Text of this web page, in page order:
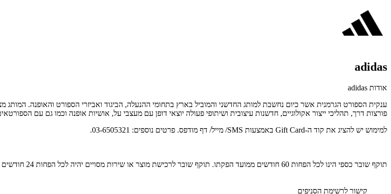
adidas
אודות adidas
ענקית הספורט הגרמנית אשר כיום נחשבת למותג החדשני והמוביל בארץ בתחומי ההנעלה, הביגוד ואביזרי הספורט והאופנה. המותג
פורצות דרך, תהליכי ייצור אקולוגיים, חדשנות עיצובית ושיתופי פעולה יוצאי דופן עם מעצבי על, אושיות אופנה וכמו גם עם
למימוש יש להציג את קוד ה-Gift Card באמצעות SMS/ מייל/ דף מודפס. פרטים נוספים: 03-6505321.
תוקף שובר כספי הינו לכל הפחות 60 חודשים ממועד הפקתו. תוקף שובר לרכישת מוצר או שירות מסויים יהיה לכל הפחות 24 חודשים ממועד הפקתו
קישור לרשימת הסניפים